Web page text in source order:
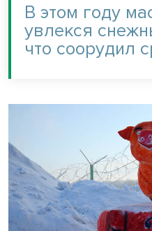
В этом году
увлекся
что соорудил